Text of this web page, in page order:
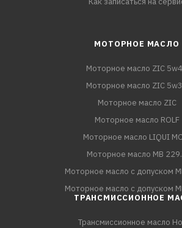
МОТОРНОЕ МАСЛО
Моторное масло ZIC
Моторное масло ZIC
Моторное масло ZIC
Моторное масло ROLF
Моторное масло LIQUI
Моторное масло MB
Моторное масло с допуском
Моторное масло с допуском
ТРАНСМИССИОННОЕ
Трансмиссионное масло